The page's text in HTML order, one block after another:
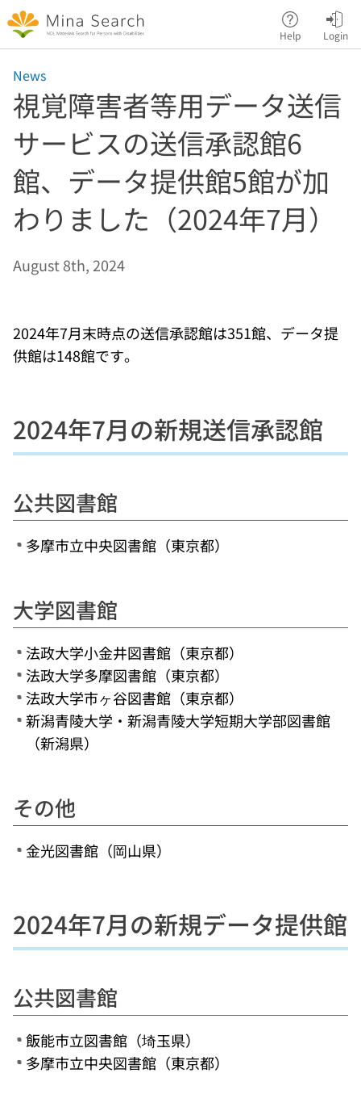
Jump to main content
Help Login
News
視覚障害者等用データ送信
サービスの送信承認館6
館、データ提供館5館が加
わりました（2024年7月）
August 8th, 2024
2024年7月末時点の送信承認館は351館、データ提
供館は148館です。
2024年7月の新規送信承認館
公共図書館
多摩市立中央図書館（東京都）
大学図書館
法政大学小金井図書館（東京都）
法政大学多摩図書館（東京都）
法政大学市ヶ谷図書館（東京都）
新潟青陵大学・新潟青陵大学短期大学部図書館
（新潟県）
その他
金光図書館（岡山県）
2024年7月の新規データ提供館
公共図書館
飯能市立図書館（埼玉県）
多摩市立中央図書館（東京都）